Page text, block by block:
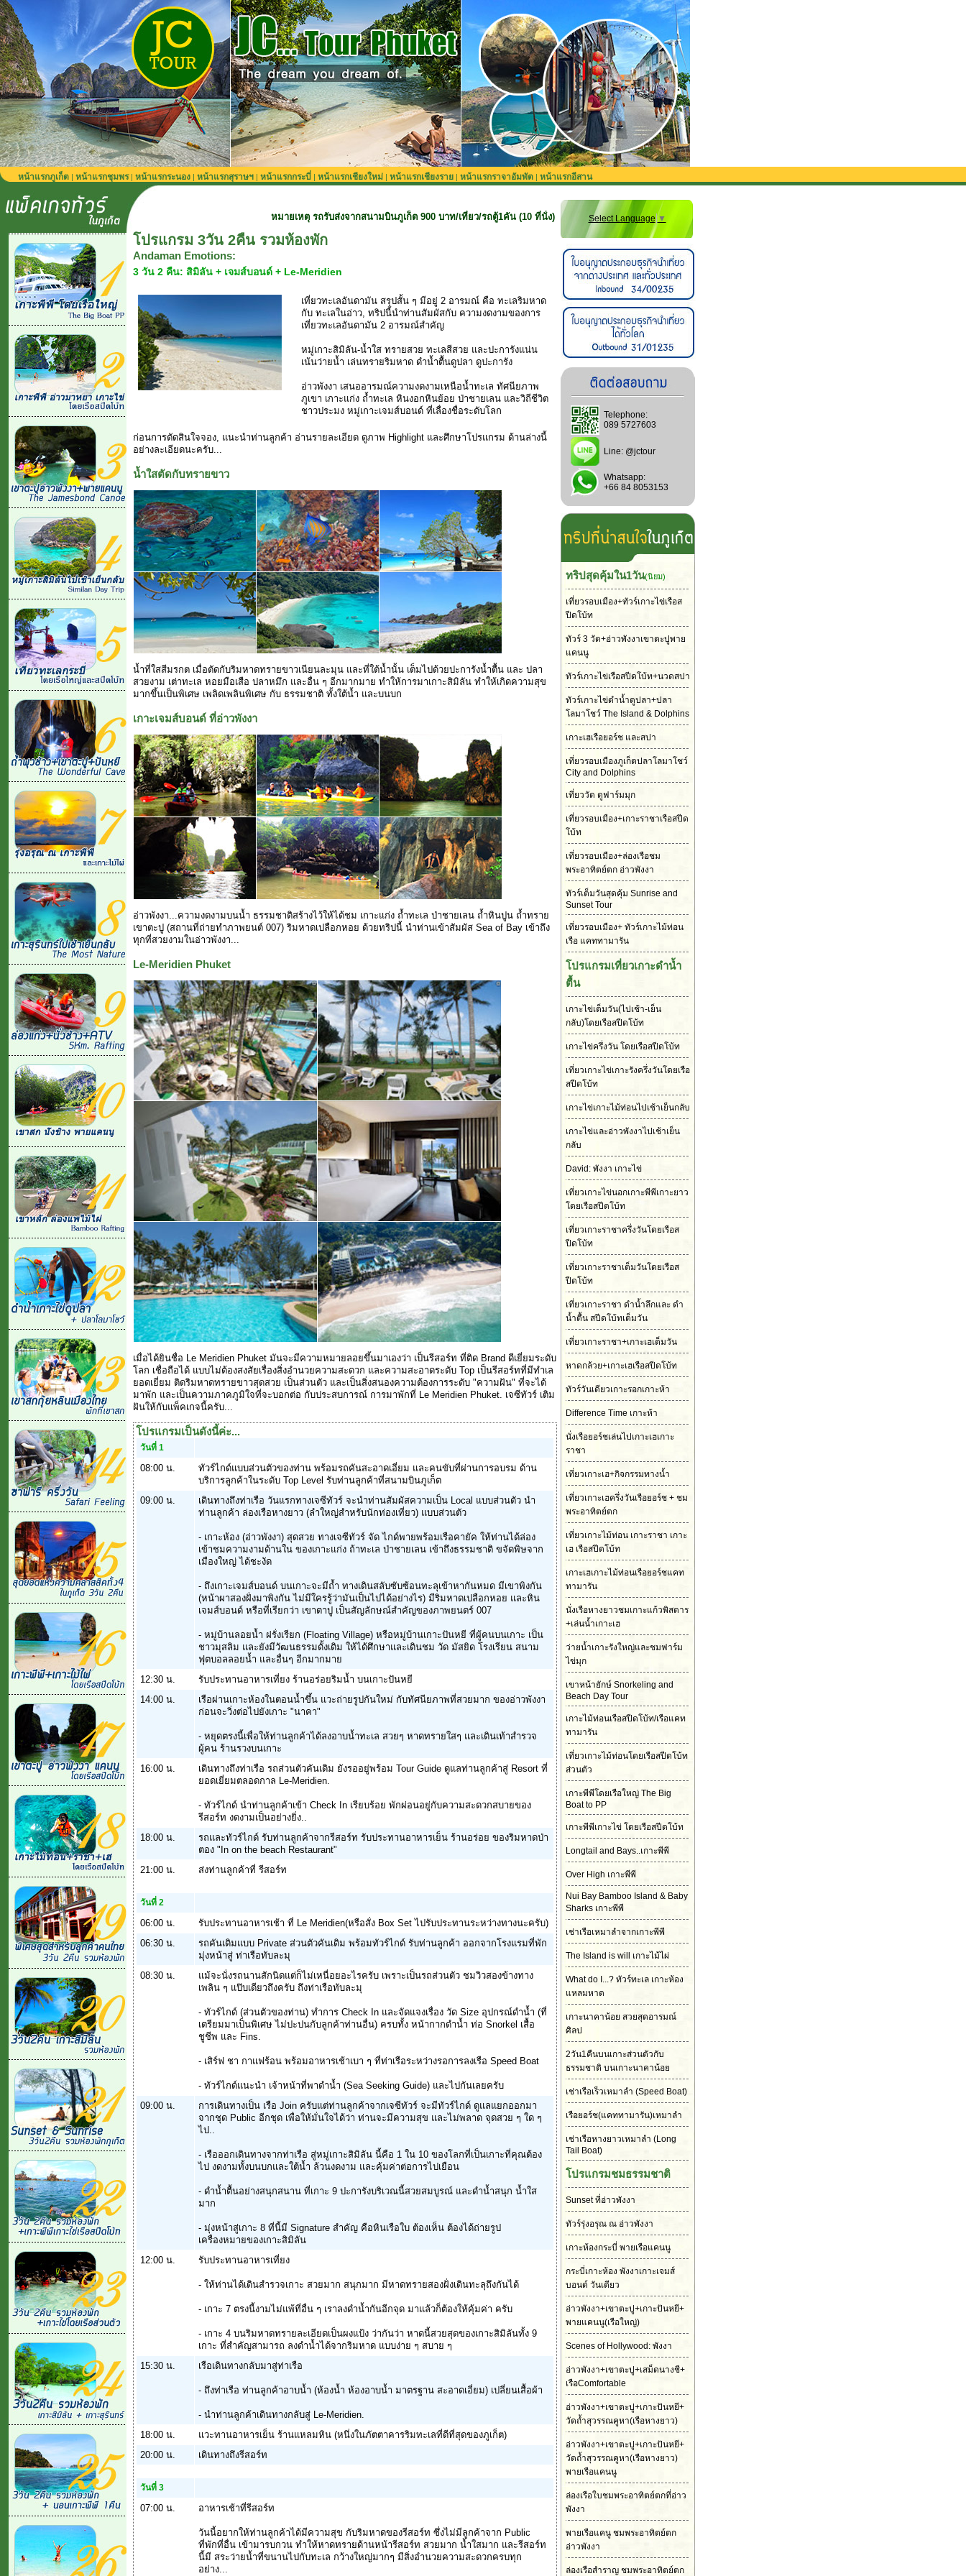
หน้าแรกภูเก็ต | หน้าแรกชุมพร| หน้าแรกระนอง | หน้าแรกสุราษฯ | หน้าแรกกระบี่ | หน้าแรกเชียงใหม่ | หน้าแรกเชียงราย | หน้าแรกราจาอัมพัต | หน้าแรกอีสาน
หมายเหตุ รถรับส่งจากสนามบินภูเก็ต 900 บาท/เที่ยว/รถตู้1คัน (10 ที่นั่ง) **สำหรับลูกค้าจองทริปที่ยังไม่รวมรถรับส่งจากสนามบิน**
โปรแกรม 3วัน 2คืน รวมห้องพัก
Andaman Emotions:
3 วัน 2 คืน: สิมิลัน + เจมส์บอนด์ + Le-Meridien
เที่ยวทะเลอันดามัน สรุปสั้น ๆ มีอยู่ 2 อารมณ์ คือ ทะเลริมหาด
กับ ทะเลในอ่าว, ทริปนี้นำท่านสัมผัสกับ ความงดงามของการ
เที่ยวทะเลอันดามัน 2 อารมณ์สำคัญ
หมู่เกาะสิมิลัน-น้ำใส ทรายสวย ทะเลสีสวย และปะการังแน่น
เน้นว่ายน้ำ เล่นทรายริมหาด ดำน้ำตื้นดูปลา ดูปะการัง
อ่าวพังงา เสนออารมณ์ความงดงามเหนือน้ำทะเล ทัศนียภาพ
ภูเขา เกาะแก่ง ถ้ำทะเล หินงอกหินย้อย ป่าชายเลน และวิถีชีวิต
ชาวประมง หมู่เกาะเจมส์บอนด์ ที่เลื่องชื่อระดับโลก
ก่อนการตัดสินใจจอง, แนะนำท่านลูกค้า อ่านรายละเอียด ดูภาพ Highlight และศึกษาโปรแกรม ด้านล่างนี้
อย่างละเอียดนะครับ...
น้ำใสตัดกับทรายขาว
น้ำที่ใสสีมรกต เมื่อตัดกับริมหาดทรายขาวเนียนละมุน และที่ใต้น้ำนั้น เต็มไปด้วยปะการังน้ำตื้น และ ปลา
สวยงาม เต่าทะเล หอยมือเสือ ปลาหมึก และอื่น ๆ อีกมากมาย ทำให้การมาเกาะสิมิลัน ทำให้เกิดความสุข
มากขึ้นเป็นพิเศษ เพลิดเพลินพิเศษ กับ ธรรมชาติ ทั้งใต้น้ำ และบนบก
เกาะเจมส์บอนด์ ที่อ่าวพังงา
อ่าวพังงา...ความงดงามบนน้ำ ธรรมชาติสร้างไว้ให้ได้ชม เกาะแก่ง ถ้ำทะเล ป่าชายเลน ถ้ำหินปูน ถ้ำทราย
เขาตะปู (สถานที่ถ่ายทำภาพยนต์ 007) ริมหาดเปลือกหอย ด้วยทริปนี้ นำท่านเข้าสัมผัส Sea of Bay เข้าถึง
ทุกที่สวยงามในอ่าวพังงา...
Le-Meridien Phuket
เมื่อได้ยินชื่อ Le Meridien Phuket มันจะมีความหมายลอยขึ้นมาเองว่า เป็นรีสอร์ท ที่ติด Brand ดีเยี่ยมระดับ
โลก เชื่อถือได้ แบบไม่ต้องสงสัยเรื่องสิ่งอำนวยความสะดวก และความสะอาดระดับ Top เป็นรีสอร์ทที่มีทำเล
ยอดเยี่ยม ติดริมหาดทรายขาวสุดสวย เป็นส่วนตัว และเป็นสิ่งสนองความต้องการระดับ "ความฝัน" ที่จะได้
มาพัก และเป็นความภาคภูมิใจที่จะบอกต่อ กับประสบการณ์ การมาพักที่ Le Meridien Phuket. เจซีทัวร์ เติม
ฝันให้กับแพ็คเกจนี้ครับ...
โปรแกรมเป็นดังนี้ค่ะ...
วันที่ 1
08:00 น.
ทัวร์ไกด์แบบส่วนตัวของท่าน พร้อมรถคันสะอาดเอี่ยม และคนขับที่ผ่านการอบรม ด้าน
บริการลูกค้าในระดับ Top Level รับท่านลูกค้าที่สนามบินภูเก็ต
09:00 น.
เดินทางถึงท่าเรือ วันแรกทางเจซีทัวร์ จะนำท่านสัมผัสความเป็น Local แบบส่วนตัว นำ
ท่านลูกค้า ล่องเรือหางยาว (ลำใหญ่สำหรับนักท่องเที่ยว) แบบส่วนตัว
- เกาะห้อง (อ่าวพังงา) สุดสวย ทางเจซีทัวร์ จัด ไกด์พายพร้อมเรือคายัค ให้ท่านได้ล่อง
เข้าชมความงามด้านใน ของเกาะแก่ง ถ้าทะเล ป่าชายเลน เข้าถึงธรรมชาติ ขจัดพิษจาก
เมืองใหญ่ ได้ชะงัด
- ถึงเกาะเจมส์บอนด์ บนเกาะจะมีถ้ำ ทางเดินสลับซับซ้อนทะลุเข้าหากันหมด มีเขาพิงกัน
(หน้าผาสองฝั่งมาพิงกัน ไม่มีใครรู้ว่ามันเป็นไปได้อย่างไร) มีริมหาดเปลือกหอย และหิน
เจมส์บอนด์ หรือที่เรียกว่า เขาตาปู เป็นสัญลักษณ์สำคัญของภาพยนตร์ 007
- หมู่บ้านลอยน้ำ ฝรั่งเรียก (Floating Village) หรือหมู่บ้านเกาะปันหยี ที่ผู้คนบนเกาะ เป็น
ชาวมุสลิม และยังมีวัฒนธรรมดั้งเดิม ให้ได้ศึกษาและเดินชม วัด มัสยิด โรงเรียน สนาม
ฟุตบอลลอยน้ำ และอื่นๆ อีกมากมาย
12:30 น.
รับประทานอาหารเที่ยง ร้านอร่อยริมน้ำ บนเกาะปันหยี
14:00 น.
เรือผ่านเกาะห้องในตอนน้ำขึ้น แวะถ่ายรูปกันใหม่ กับทัศนียภาพที่สวยมาก ของอ่าวพังงา
ก่อนจะวิ่งต่อไปยังเกาะ "นาคา"
- หยุดตรงนี้เพื่อให้ท่านลูกค้าได้ลงอาบน้ำทะเล สวยๆ หาดทรายใสๆ และเดินเท้าสำรวจ
ผู้คน ร้านรวงบนเกาะ
16:00 น.
เดินทางถึงท่าเรือ รถส่วนตัวคันเดิม ยังรออยู่พร้อม Tour Guide ดูแลท่านลูกค้าสู่ Resort ที่
ยอดเยี่ยมตลอดกาล Le-Meridien.
- ทัวร์ไกด์ นำท่านลูกค้าเข้า Check In เรียบร้อย พักผ่อนอยู่กับความสะดวกสบายของ
รีสอร์ท งดงามเป็นอย่างยิ่ง..
18:00 น.
รถและทัวร์ไกด์ รับท่านลูกค้าจากรีสอร์ท รับประทานอาหารเย็น ร้านอร่อย ของริมหาดป่า
ตอง "In on the beach Restaurant"
21:00 น.
ส่งท่านลูกค้าที่ รีสอร์ท
วันที่ 2
06:00 น.
รับประทานอาหารเช้า ที่ Le Meridien(หรือสั่ง Box Set ไปรับประทานระหว่างทางนะครับ)
06:30 น.
รถคันเดิมแบบ Private ส่วนตัวคันเดิม พร้อมทัวร์ไกด์ รับท่านลูกค้า ออกจากโรงแรมที่พัก
มุ่งหน้าสู่ ท่าเรือทับละมุ
08:30 น.
แม้จะนั่งรถนานสักนิดแต่ก็ไม่เหนื่อยอะไรครับ เพราะเป็นรถส่วนตัว ชมวิวสองข้างทาง
เพลิน ๆ แป๊บเดียวถึงครับ ถึงท่าเรือทับละมุ
- ทัวร์ไกด์ (ส่วนตัวของท่าน) ทำการ Check In และจัดแจงเรื่อง วัด Size อุปกรณ์ดำน้ำ (ที่
เตรียมมาเป็นพิเศษ ไม่ปะปนกับลูกค้าท่านอื่น) ครบทั้ง หน้ากากดำน้ำ ท่อ Snorkel เสื้อ
ชูชีพ และ Fins.
- เสิร์ฟ ชา กาแฟร้อน พร้อมอาหารเช้าเบา ๆ ที่ท่าเรือระหว่างรอการลงเรือ Speed Boat
- ทัวร์ไกด์แนะนำ เจ้าหน้าที่พาดำน้ำ (Sea Seeking Guide) และไปกันเลยครับ
09:00 น.
การเดินทางเป็น เรือ Join ครับแต่ท่านลูกค้าจากเจซีทัวร์ จะมีทัวร์ไกด์ ดูแลแยกออกมา
จากชุด Public อีกชุด เพื่อให้มั่นใจได้ว่า ท่านจะมีความสุข และไม่พลาด จุดสวย ๆ ใด ๆ
ไป..
- เรือออกเดินทางจากท่าเรือ สู่หมู่เกาะสิมิลัน นี้คือ 1 ใน 10 ของโลกที่เป็นเกาะที่คุณต้อง
ไป งดงามทั้งบนบกและใต้น้ำ ล้วนงดงาม และคุ้มค่าต่อการไปเยือน
- ดำน้ำตื้นอย่างสนุกสนาน ที่เกาะ 9 ปะการังบริเวณนี้สวยสมบูรณ์ และดำน้ำสนุก น้ำใส
มาก
- มุ่งหน้าสู่เกาะ 8 ที่นี้มี Signature สำคัญ คือหินเรือใบ ต้องเห็น ต้องได้ถ่ายรูป
เครื่องหมายของเกาะสิมิลัน
12:00 น.
รับประทานอาหารเที่ยง
- ให้ท่านได้เดินสำรวจเกาะ สวยมาก สนุกมาก มีหาดทรายสองฝั่งเดินทะลุถึงกันได้
- เกาะ 7 ตรงนี้งามไม่แพ้ที่อื่น ๆ เราลงดำน้ำกันอีกจุด มาแล้วก็ต้องให้คุ้มค่า ครับ
- เกาะ 4 บนริมหาดทรายละเอียดเป็นผงแป้ง ว่ากันว่า หาดนี้สวยสุดของเกาะสิมิลันทั้ง 9
เกาะ ที่สำคัญสามารถ ลงดำน้ำได้จากริมหาด แบบง่าย ๆ สบาย ๆ
15:30 น.
เรือเดินทางกลับมาสู่ท่าเรือ
- ถึงท่าเรือ ท่านลูกค้าอาบน้ำ (ห้องน้ำ ห้องอาบน้ำ มาตรฐาน สะอาดเอี่ยม) เปลี่ยนเสื้อผ้า
- นำท่านลูกค้าเดินทางกลับสู่ Le-Meridien.
18:00 น.
แวะทานอาหารเย็น ร้านแหลมหิน (หนึ่งในภัตตาคารริมทะเลที่ดีที่สุดของภูเก็ต)
20:00 น.
เดินทางถึงรีสอร์ท
วันที่ 3
07:00 น. อาหารเช้าที่รีสอร์ท
วันนี้อยากให้ท่านลูกค้าได้มีความสุข กับริมหาดของรีสอร์ท ซึ่งไม่มีลูกค้าจาก Public
ที่พักที่อื่น เข้ามารบกวน ทำให้หาดทรายด้านหน้ารีสอร์ท สวยมาก น้ำใสมาก และรีสอร์ท
นี้มี สระว่ายน้ำที่ขนานไปกับทะเล กว้างใหญ่มากๆ มีสิ่งอำนวยความสะดวกครบทุก
อย่าง...
Select Language ▼
Telephone:
089 5727603
Line: @jctour
Whatsapp:
+66 84 8053153
ทริปสุดคุ้มใน1วัน(นิยม)
เที่ยวรอบเมือง+ทัวร์เกาะไข่เรือส
ปีดโบ้ท
ทัวร์ 3 วัด+อ่าวพังงาเขาตะปูพาย
แคนนู
ทัวร์เกาะไข่เรือสปีดโบ้ท+นวดสปา
ทัวร์เกาะไข่ดำน้ำดูปลา+ปลา
โลมาโชว์ The Island & Dolphins
เกาะเฮเรือยอร์ช และสปา
เที่ยวรอบเมืองภูเก็ตปลาโลมาโชว์
City and Dolphins
เที่ยววัด ดูฟาร์มมุก
เที่ยวรอบเมือง+เกาะราชาเรือสปีด
โบ้ท
เที่ยวรอบเมือง+ล่องเรือชม
พระอาทิตย์ตก อ่าวพังงา
ทัวร์เต็มวันสุดคุ้ม Sunrise and
Sunset Tour
เที่ยวรอบเมือง+ ทัวร์เกาะไม้ท่อน
เรือ แคททามารัน
โปรแกรมเที่ยวเกาะดำน้ำ
ตื้น
เกาะไข่เต็มวัน(ไปเช้า-เย็น
กลับ)โดยเรือสปีดโบ้ท
เกาะไข่ครึ่งวัน โดยเรือสปีดโบ้ท
เที่ยวเกาะไข่เกาะรังครึ่งวันโดยเรือ
สปีดโบ้ท
เกาะไข่เกาะไม้ท่อนไปเช้าเย็นกลับ
เกาะไข่และอ่าวพังงาไปเช้าเย็น
กลับ
David: พังงา เกาะไข่
เที่ยวเกาะไข่นอกเกาะพีพีเกาะยาว
โดยเรือสปีดโบ้ท
เที่ยวเกาะราชาครึ่งวันโดยเรือส
ปีดโบ้ท
เที่ยวเกาะราชาเต็มวันโดยเรือส
ปีดโบ้ท
เที่ยวเกาะราชา ดำน้ำลึกและ ดำ
น้ำตื้น สปีดโบ้ทเต็มวัน
เที่ยวเกาะราชา+เกาะเฮเต็มวัน
หาดกล้วย+เกาะเฮเรือสปีดโบ้ท
ทัวร์วันเดียวเกาะรอกเกาะห้า
Difference Time เกาะห้า
นั่งเรือยอร์ชเล่นไปเกาะเฮเกาะ
ราชา
เที่ยวเกาะเฮ+กิจกรรมทางน้ำ
เที่ยวเกาะเฮครึ่งวันเรือยอร์ช + ชม
พระอาทิตย์ตก
เที่ยวเกาะไม้ท่อน เกาะราชา เกาะ
เฮ เรือสปีดโบ้ท
เกาะเฮเกาะไม้ท่อนเรือยอร์ชแคท
ทามารัน
นั่งเรือหางยาวชมเกาะแก้วพิสดาร
+เล่นน้ำเกาะเฮ
ว่ายน้ำเกาะรังใหญ่และชมฟาร์ม
ไข่มุก
เขาหน้ายักษ์ Snorkeling and
Beach Day Tour
เกาะไม้ท่อนเรือสปีดโบ้ท/เรือแคท
ทามารัน
เที่ยวเกาะไม้ท่อนโดยเรือสปีดโบ้ท
ส่วนตัว
เกาะพีพีโดยเรือใหญ่ The Big
Boat to PP
เกาะพีพีเกาะไข่ โดยเรือสปีดโบ้ท
Longtail and Bays..เกาะพีพี
Over High เกาะพีพี
Nui Bay Bamboo Island & Baby
Sharks เกาะพีพี
เช่าเรือเหมาลำจากเกาะพีพี
The Island is will เกาะไม้ไผ่
What do I...? ทัวร์ทะเล เกาะห้อง
แหลมหาด
เกาะนาคาน้อย สวยสุดอารมณ์
ศิลป
2วัน1คืนบนเกาะส่วนตัวกับ
ธรรมชาติ บนเกาะนาคาน้อย
เช่าเรือเร็วเหมาลำ (Speed Boat)
เรือยอร์ช(แคททามารัน)เหมาลำ
เช่าเรือหางยาวเหมาลำ (Long
Tail Boat)
โปรแกรมชมธรรมชาติ
Sunset ที่อ่าวพังงา
ทัวร์รุ่งอรุณ ณ อ่าวพังงา
เกาะห้องกระบี่ พายเรือแคนนู
กระบี่เกาะห้อง พังงาเกาะเจมส์
บอนด์ วันเดียว
อ่าวพังงา+เขาตะปู+เกาะปันหยี+
พายแคนนู(เรือใหญ่)
Scenes of Hollywood: พังงา
อ่าวพังงา+เขาตะปู+เสม็ดนางชี+
เรือComfortable
อ่าวพังงา+เขาตะปู+เกาะปันหยี+
วัดถ้ำสุวรรณคูหา(เรือหางยาว)
อ่าวพังงา+เขาตะปู+เกาะปันหยี+
วัดถ้ำสุวรรณคูหา(เรือหางยาว)
พายเรือแคนนู
ล่องเรือใบชมพระอาทิตย์ตกที่อ่าว
พังงา
พายเรือแคนู ชมพระอาทิตย์ตก
อ่าวพังงา
ล่องเรือสำราญ ชมพระอาทิตย์ตก